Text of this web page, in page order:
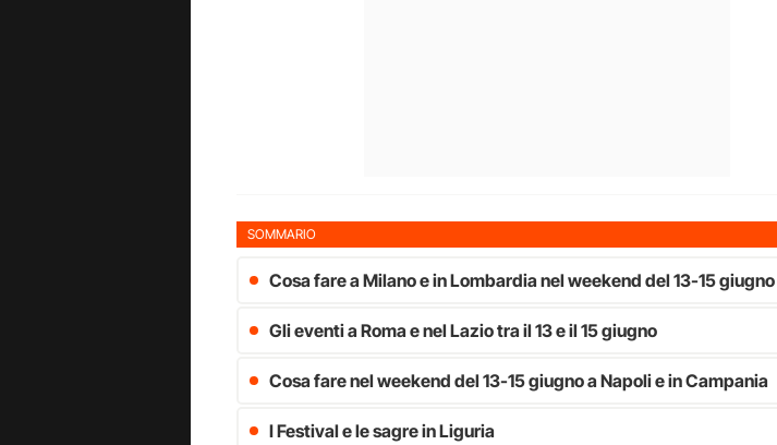
SOMMARIO
Cosa fare a Milano e in Lombardia nel weekend del 13-15 giugno
Gli eventi a Roma e nel Lazio tra il 13 e il 15 giugno
Cosa fare nel weekend del 13-15 giugno a Napoli e in Campania
I Festival e le sagre in Liguria